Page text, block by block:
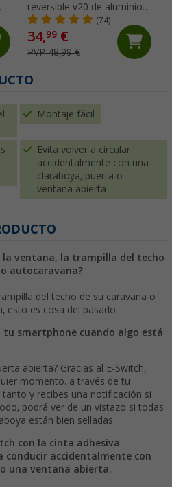
reversible v20 de aluminio 2
en 1 para Italia y España 50
x 50 cm IWH
(74)
34,99€
PVP 48,99 €
Montaje fácil
Evita volver a circular
accidentalmente con una
claraboya, puerta o
ventana abierta
la ventana, la trampilla del techo
autocaravana?
del techo de su caravana o
esto es cosa del pasado
tu smartphone cuando algo está
abierta? Gracias al E-Switch,
momento. a través de tu
y recibes una notificación si
podrá ver de un vistazo si todas
están bien selladas.
con la cinta adhesiva
conducir accidentalmente con
una ventana abierta.